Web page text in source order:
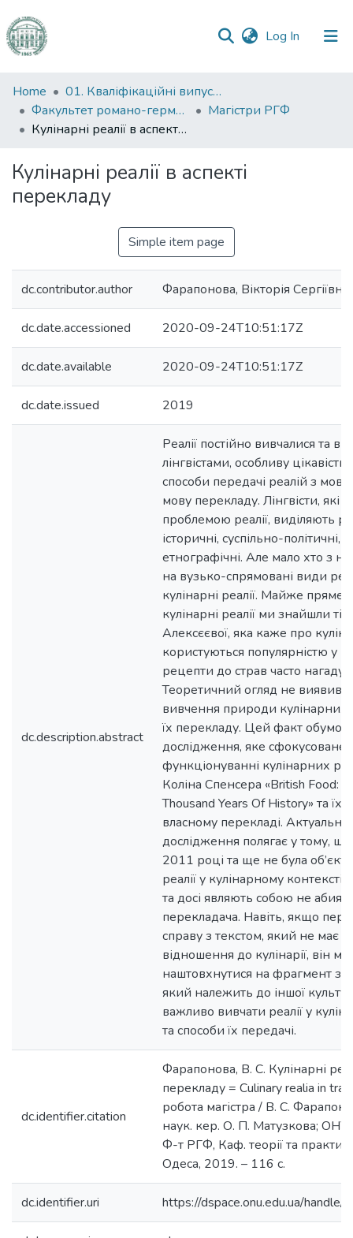
Log In (current)
Communities
&
Collections
Statistics
Home
01. Кваліфікаційні випускні роботи здобувачів вищої освіти
Факультет романо-германської філології
Магістри РГФ
Кулінарні реалії в аспекті перекладу
Кулінарні реалії в аспекті
перекладу
Simple item page
dc.contributor.author Фарапонова, Вікторія Сергіївна
dc.date.accessioned 2020-09-24T10:51:17Z
dc.date.available 2020-09-24T10:51:17Z
dc.date.issued 2019
dc.description.abstract
Реалії постійно вивчалися та
лінгвістами, особливу
способи передачі реалій з
мову перекладу. Лінгвісти, які
проблемою реалії, виділяють
історичні, суспільно-політичні,
етнографічні. Але мало хто з
на вузько-спрямовані види
кулінарні реалії. Майже пряме
кулінарні реалії ми знайшли
Алексєєвої, яка каже про
користуються популярністю у
рецепти до страв часто
Теоретичний огляд не виявив
вивчення природи кулінарних
їх перекладу. Цей факт
дослідження, яке сфокусоване
функціонуванні кулінарних
Коліна Спенсера «British Food:
Thousand Years Of History» та їх
власному перекладі.
дослідження полягає у тому,
2011 році та ще не була
реалії у кулінарному контексті
та досі являють собою не
перекладача. Навіть, якщо
справу з текстом, який не має
відношення до кулінарії, він
наштовхнутися на фрагмент з
який належить до іншої
важливо вивчати реалії у
та способи їх передачі.
dc.identifier.citation
Фарапонова, В. С. Кулінарні
перекладу = Culinary realia in
робота магістра / В. С.
наук. кер. О. П. Матузкова; ОНУ
Ф-т РГФ, Каф. теорії та
Одеса, 2019. – 116 с.
dc.identifier.uri https://dspace.onu.edu.ua/